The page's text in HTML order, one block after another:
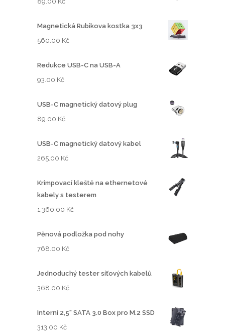
y
:
K
č
.
j
9
Magnetická Rubikova kostka 3x3
560.00 Kč
Redukce USB-C na USB-A
93.00 Kč
USB-C magnetický datový plug
89.00 Kč
USB-C magnetický datový kabel
265.00 Kč
Krimpovací kleště na ethernetové
kabely s testerem
1,360.00 Kč
Pěnová podložka pod nohy
768.00 Kč
Jednoduchý tester síťových kabelů
368.00 Kč
Interní 2,5" SATA 3.0 Box pro M.2 SSD
313.00 Kč